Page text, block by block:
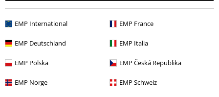
EMP International EMP France
EMP Deutschland EMP Italia
EMP Polska EMP Česká Republika
EMP Norge EMP Schweiz
Klantenservice
Veelgestelde vragen
Retourvoorwaarden